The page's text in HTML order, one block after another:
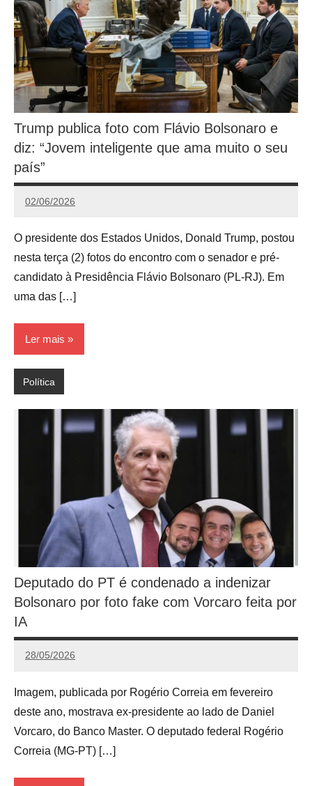
Trump publica foto com Flávio Bolsonaro e
diz: “Jovem inteligente que ama muito o seu
país”
02/06/2026
Calango
O presidente dos Estados Unidos, Donald Trump, postou
nesta terça (2) fotos do encontro com o senador e pré-
candidato à Presidência Flávio Bolsonaro (PL-RJ). Em
uma das […]
Ler mais
Política
Deputado do PT é condenado a indenizar
Bolsonaro por foto fake com Vorcaro feita por
IA
28/05/2026
Calango
Imagem, publicada por Rogério Correia em fevereiro
deste ano, mostrava ex-presidente ao lado de Daniel
Vorcaro, do Banco Master. O deputado federal Rogério
Correia (MG-PT) […]